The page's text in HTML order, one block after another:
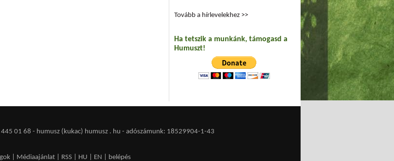
Tovább a hírlevelekhez >>
Ha tetszik a munkánk, támogasd a
Humuszt!
01 68 - humusz (kukac) humusz . hu - adószámunk: 18529904-1-43
Médiaajánlat RSS HU EN belépés